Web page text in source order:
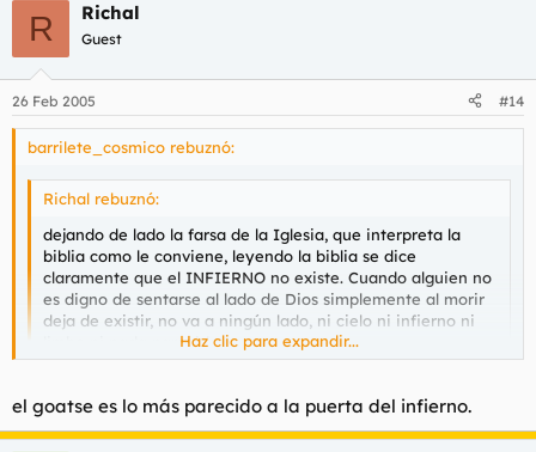
R Richal
Guest
26 Feb 2005 #14
barrilete_cosmico rebuznó:
Richal rebuznó:
dejando de lado la farsa de la Iglesia, que interpreta la
biblia como le conviene, leyendo la biblia se dice
claramente que el INFIERNO no existe. Cuando alguien no
es digno de sentarse al lado de Dios simplemente al morir
deja de existir, no va a ningún lado, ni cielo ni infierno ni
limbo ni nada parecido.Haz clic para expandir...
el goatse es lo más parecido a la puerta del infierno.